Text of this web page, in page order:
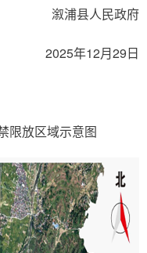
溆浦县人民政府
2025年12月29日
限放区域示意图